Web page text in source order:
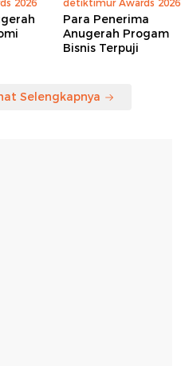
2026 detiktimur Awards 2026
Para Penerima
Anugerah Progam
Bisnis Terpuji
Selengkapnya